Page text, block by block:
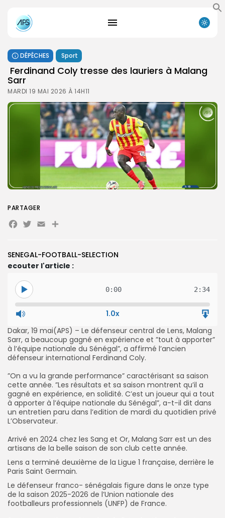
Search
for:
DÉPÊCHES Sport
‎ ‎Ferdinand Coly tresse des lauriers à Malang
Sarr
MARDI 19 MAI 2026 À 14H11
SENEGAL-FOOTBALL-SELECTION
ecouter l'article :
0:00 2:34
1.0x
‎Dakar, 19 mai(APS) – Le défenseur central de Lens, Malang
Sarr, a beaucoup gagné en expérience et ”tout à apporter”
à l’équipe nationale du Sénégal”, a affirmé l’ancien
défenseur international Ferdinand Coly.
‎”On a vu la grande performance” caractérisant sa saison
cette année. ”Les résultats et sa saison montrent qu’il a
gagné en expérience, en solidité. C’est un joueur qui a tout
à apporter à l’équipe nationale du Sénégal”, a-t-il dit dans
un entretien paru dans l’edition de mardi du quotidien privé
L’Observateur.
‎Arrivé en 2024 chez les Sang et Or, Malang Sarr est un des
artisans de la belle saison de son club cette année.
Lens a terminé deuxième de la Ligue 1 française, derrière le
Paris Saint Germain.
‎‎Le défenseur franco- sénégalais figure dans le onze type
de la saison 2025-2026 de l’Union nationale des
footballeurs professionnels (UNFP) de France.
PARTAGER
Facebook
Twitter
EmailPartager